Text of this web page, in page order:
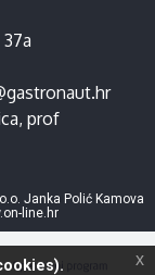
, prof
Janka Polić Kamova
line.hr
x